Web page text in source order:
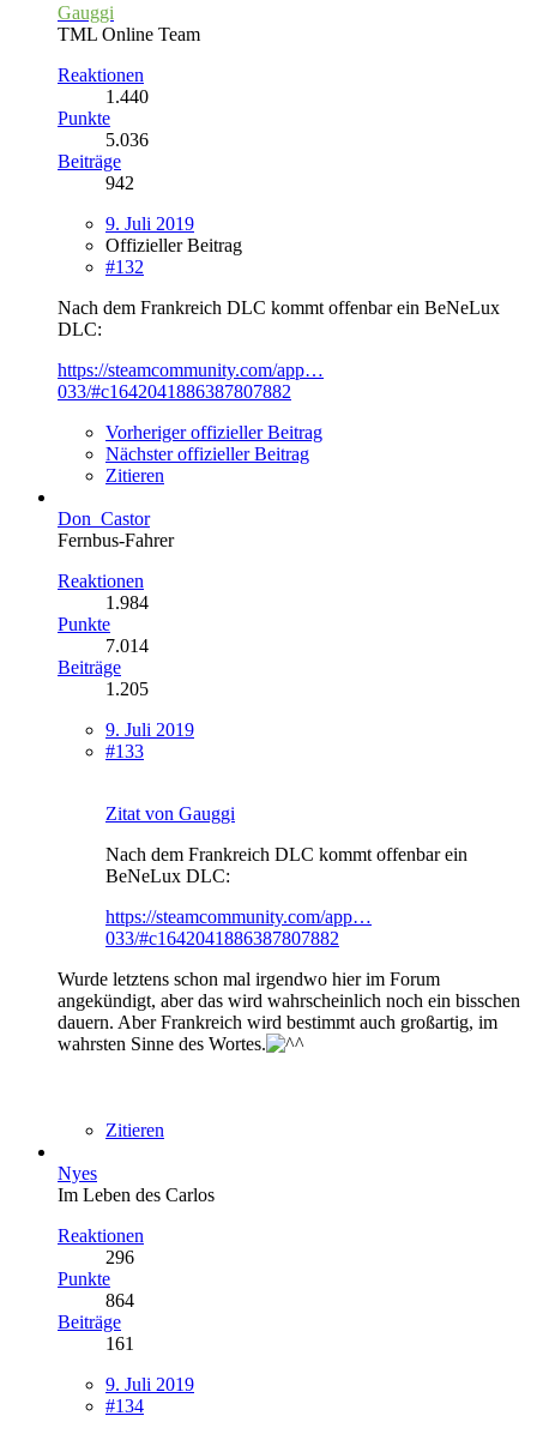
Gauggi
TML Online Team
Reaktionen
1.440
Punkte
5.036
Beiträge
942
9. Juli 2019
Offizieller Beitrag
#132
Nach dem Frankreich DLC kommt offenbar ein BeNeLux
DLC:
https://steamcommunity.com/app…
033/#c1642041886387807882
Vorheriger offizieller Beitrag
Nächster offizieller Beitrag
Zitieren
Don_Castor
Fernbus-Fahrer
Reaktionen
1.984
Punkte
7.014
Beiträge
1.205
9. Juli 2019
#133
Zitat von Gauggi
Nach dem Frankreich DLC kommt offenbar ein
BeNeLux DLC:
https://steamcommunity.com/app…
033/#c1642041886387807882
Wurde letztens schon mal irgendwo hier im Forum
angekündigt, aber das wird wahrscheinlich noch ein bisschen
dauern. Aber Frankreich wird bestimmt auch großartig, im
wahrsten Sinne des Wortes.
Zitieren
Nyes
Im Leben des Carlos
Reaktionen
296
Punkte
864
Beiträge
161
9. Juli 2019
#134